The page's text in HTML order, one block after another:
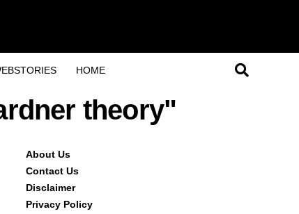
HOME
theory"
About Us
Contact Us
Disclaimer
Privacy Policy